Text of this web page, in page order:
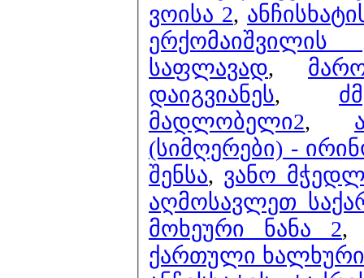
ვოისა 2,
საფლავად,
დაიგვიანეს,
მადლობელი2,
(სიმღერები) -
შენსა, ვანო
აღმოსავლეთ
მოხეური ნანა 2
ქართული ხალხური